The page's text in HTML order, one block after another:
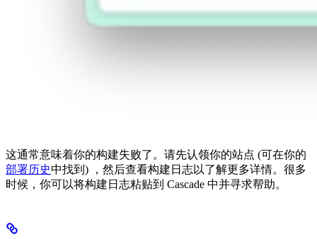
这通常意味着你的构建失败了。请先认领你的站点 (可在你的
部署历史中找到) ，然后查看构建日志以了解更多详情。很多
时候，你可以将构建日志粘贴到 Cascade 中并寻求帮助。